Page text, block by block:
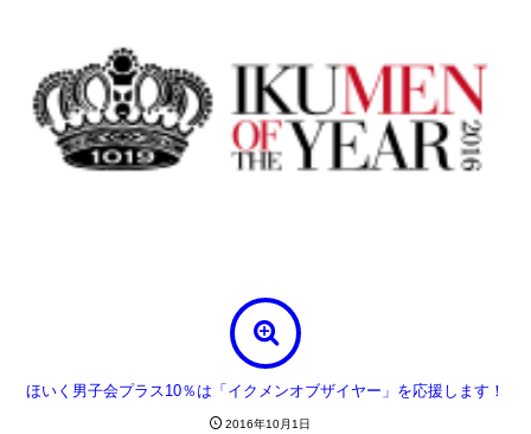
ほいく男子会プラス10％は「イクメンオブザイヤー」を応援します！
2016年10月1日